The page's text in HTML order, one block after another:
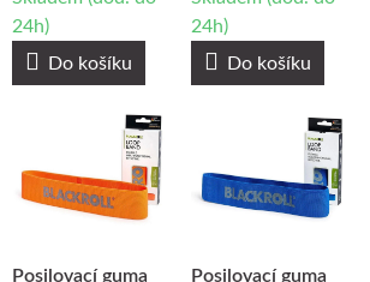
24h)
Do košíku
24h)
Do košíku
Posilovací guma
Posilovací guma